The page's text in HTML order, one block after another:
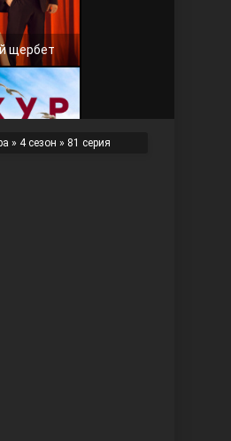
щербет
» 4 сезон » 81 серия